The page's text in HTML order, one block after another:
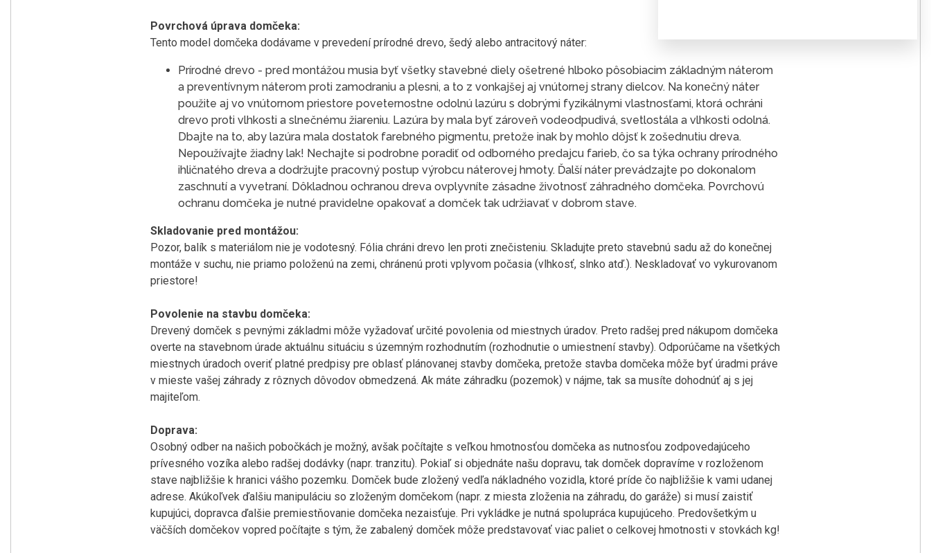
Povrchová úprava domčeka:
Tento model domčeka dodávame v prevedení prírodné drevo, šedý alebo antracitový náter:
Prírodné drevo - pred montážou musia byť všetky stavebné diely ošetrené hlboko pôsobiacim základným náterom
a preventívnym náterom proti zamodraniu a plesni, a to z vonkajšej aj vnútornej strany dielcov. Na konečný náter
použite aj vo vnútornom priestore poveternostne odolnú lazúru s dobrými fyzikálnymi vlastnosťami, ktorá ochráni
drevo proti vlhkosti a slnečnému žiareniu. Lazúra by mala byť zároveň vodeodpudivá, svetlostála a vlhkosti odolná.
Dbajte na to, aby lazúra mala dostatok farebného pigmentu, pretože inak by mohlo dôjsť k zošednutiu dreva.
Nepoužívajte žiadny lak! Nechajte si podrobne poradiť od odborného predajcu farieb, čo sa týka ochrany prírodného
ihličnatého dreva a dodržujte pracovný postup výrobcu náterovej hmoty. Ďalší náter prevádzajte po dokonalom
zaschnutí a vyvetraní. Dôkladnou ochranou dreva ovplyvníte zásadne životnosť záhradného domčeka. Povrchovú
ochranu domčeka je nutné pravidelne opakovať a domček tak udržiavať v dobrom stave.
Skladovanie pred montážou:
Pozor, balík s materiálom nie je vodotesný. Fólia chráni drevo len proti znečisteniu. Skladujte preto stavebnú sadu až do konečnej
montáže v suchu, nie priamo položenú na zemi, chránenú proti vplyvom počasia (vlhkosť, slnko atď.). Neskladovať vo vykurovanom
priestore!
Povolenie na stavbu domčeka:
Drevený domček s pevnými základmi môže vyžadovať určité povolenia od miestnych úradov. Preto radšej pred nákupom domčeka
overte na stavebnom úrade aktuálnu situáciu s územným rozhodnutím (rozhodnutie o umiestnení stavby). Odporúčame na všetkých
miestnych úradoch overiť platné predpisy pre oblasť plánovanej stavby domčeka, pretože stavba domčeka môže byť úradmi práve
v mieste vašej záhrady z rôznych dôvodov obmedzená. Ak máte záhradku (pozemok) v nájme, tak sa musíte dohodnúť aj s jej
majiteľom.
Doprava:
Osobný odber na našich pobočkách je možný, avšak počítajte s veľkou hmotnosťou domčeka as nutnosťou zodpovedajúceho
prívesného vozíka alebo radšej dodávky (napr. tranzitu). Pokiaľ si objednáte našu dopravu, tak domček dopravíme v rozloženom
stave najbližšie k hranici vášho pozemku. Domček bude zložený vedľa nákladného vozidla, ktoré príde čo najbližšie k vami udanej
adrese. Akúkoľvek ďalšiu manipuláciu so zloženým domčekom (napr. z miesta zloženia na záhradu, do garáže) si musí zaistiť
kupujúci, dopravca ďalšie premiestňovanie domčeka nezaisťuje. Pri vykládke je nutná spolupráca kupujúceho. Predovšetkým u
väčších domčekov vopred počítajte s tým, že zabalený domček môže predstavovať viac paliet o celkovej hmotnosti v stovkách kg!